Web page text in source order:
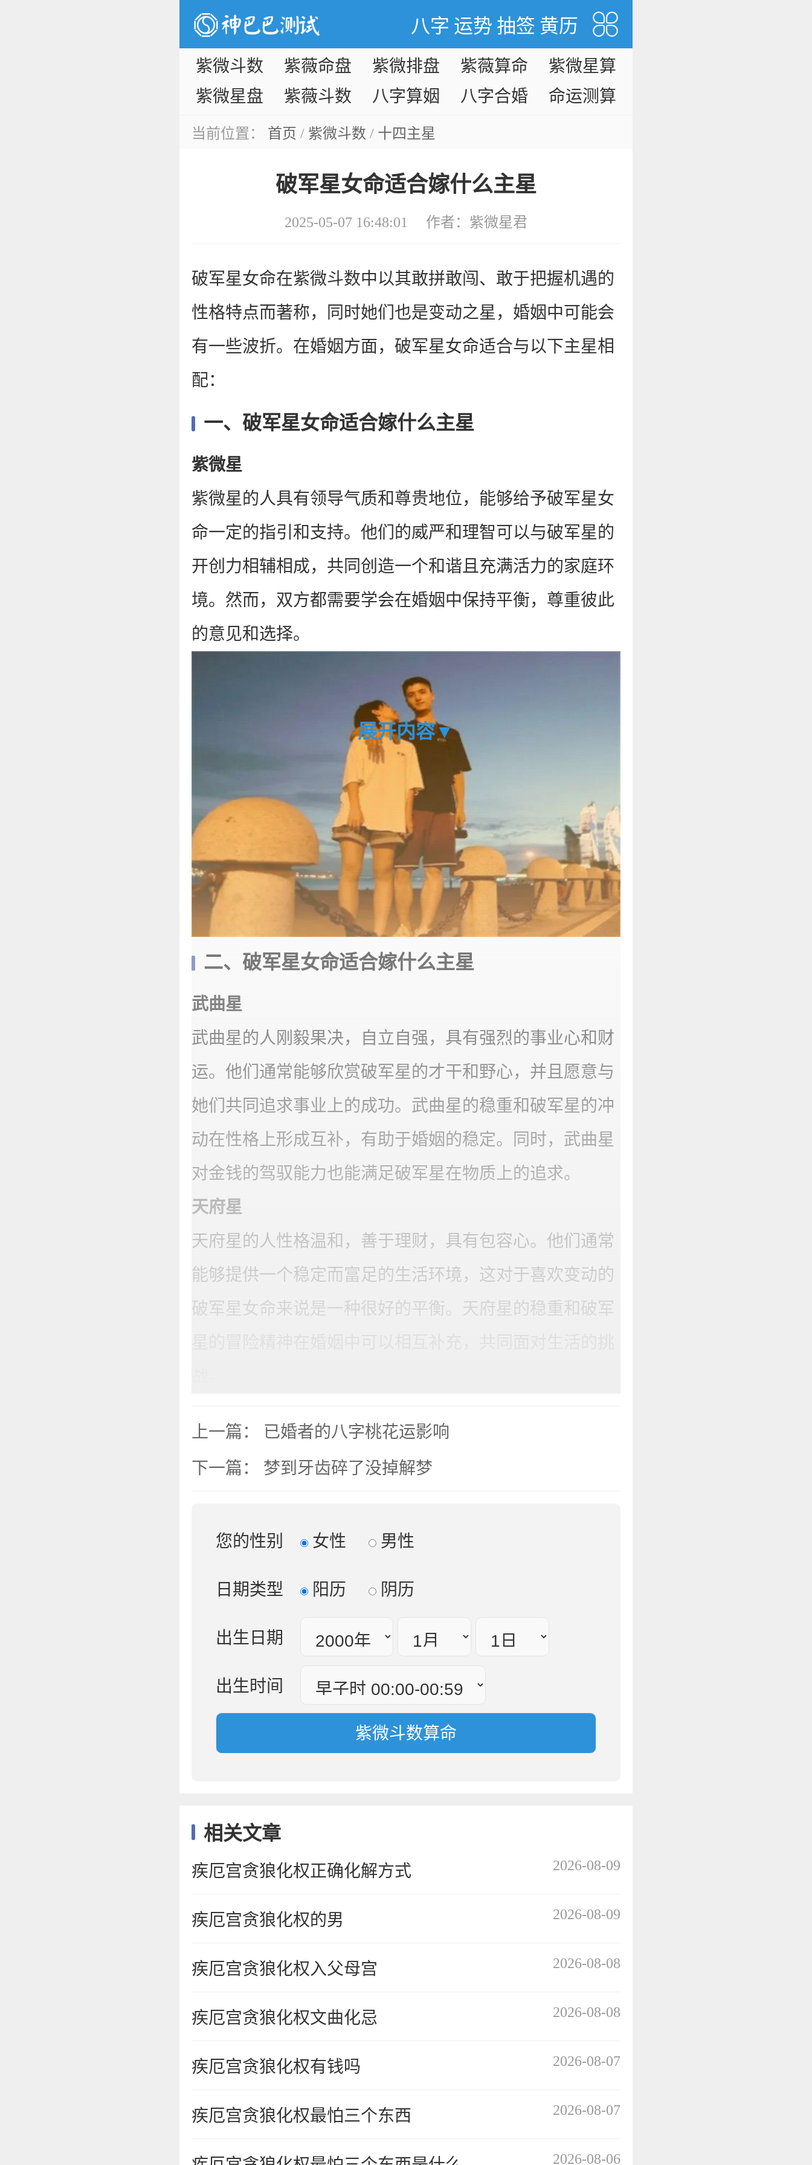
八字 运势 抽签 黄历
紫微斗数 紫薇命盘 紫微排盘 紫薇算命
紫微星算
命
紫微星盘 紫薇斗数
八字算姻
八字合婚 命运测算
当前位置： 首页 / 紫微斗数 / 十四主星
破军星女命适合嫁什么主星
2025-05-07 16:48:01 作者： 紫微星君
破军星女命在紫微斗数中以其敢拼敢闯、敢于把握机遇的
性格特点而著称，同时她们也是变动之星，婚姻中可能会
有一些波折。在婚姻方面，破军星女命适合与以下主星相
配：
一、破军星女命适合嫁什么主星
紫微星
紫微星的人具有领导气质和尊贵地位，能够给予破军星女
命一定的指引和支持。他们的威严和理智可以与破军星的
开创力相辅相成，共同创造一个和谐且充满活力的家庭环
境。然而，双方都需要学会在婚姻中保持平衡，尊重彼此
的意见和选择。
二、破军星女命适合嫁什么主星
武曲星
武曲星的人刚毅果决，自立自强，具有强烈的事业心和财
运。他们通常能够欣赏破军星的才干和野心，并且愿意与
她们共同追求事业上的成功。武曲星的稳重和破军星的冲
动在性格上形成互补，有助于婚姻的稳定。同时，武曲星
对金钱的驾驭能力也能满足破军星在物质上的追求。
天府星
天府星的人性格温和，善于理财，具有包容心。他们通常
能够提供一个稳定而富足的生活环境，这对于喜欢变动的
破军星女命来说是一种很好的平衡。天府星的稳重和破军
展开内容▼
上一篇： 已婚者的八字桃花运影响
下一篇： 梦到牙齿碎了没掉解梦
您的性别 女性 男性
日期类型 阳历 阴历
出生日期
出生时间
相关文章
疾厄宫贪狼化权正确化解方式 2026-08-09
疾厄宫贪狼化权的男 2026-08-09
疾厄宫贪狼化权入父母宫 2026-08-08
疾厄宫贪狼化权文曲化忌 2026-08-08
疾厄宫贪狼化权有钱吗 2026-08-07
疾厄宫贪狼化权最怕三个东西 2026-08-07
2026-08-06